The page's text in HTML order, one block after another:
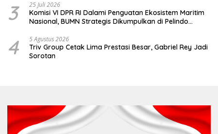
3 25 Juli 2026
Komisi VI DPR RI Dalami Penguatan Ekosistem Maritim
Nasional, BUMN Strategis Dikumpulkan di Pelindo
4 5 Agustus 2026
Triv Group Cetak Lima Prestasi Besar, Gabriel Rey Jadi
Sorotan